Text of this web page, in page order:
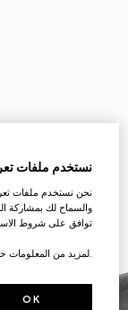
نستخدم ملفات
نحن نستخدم ملفات
والسماح لك بمشاركة
توافق على شروط
.لمزيد من المعلومات
OK